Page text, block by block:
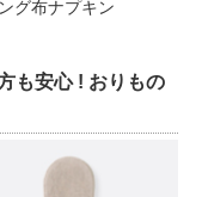
グ布ナプキン
も安心 ! おりもの